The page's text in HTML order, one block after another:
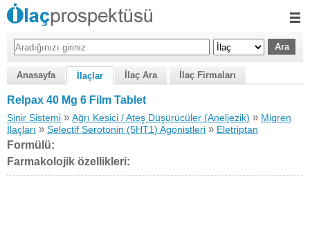
Anasayfa İlaçlar İlaç Ara İlaç Firmaları
Relpax 40 Mg 6 Film Tablet
Sinir Sistemi » Ağrı Kesici / Ateş Düşürücüler (Aneljezik) » Migren
İlaçları » Selectif Serotonin (5HT1) Agonistleri » Eletriptan
Formülü:
Farmakolojik özellikleri: